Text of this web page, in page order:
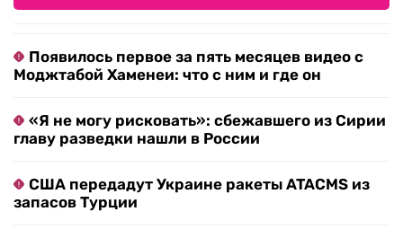
Появилось первое за пять месяцев видео с
Моджтабой Хаменеи: что с ним и где он
«Я не могу рисковать»: сбежавшего из Сирии
главу разведки нашли в России
США передадут Украине ракеты ATACMS из
запасов Турции